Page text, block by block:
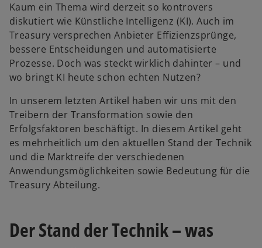
Kaum ein Thema wird derzeit so kontrovers
diskutiert wie Künstliche Intelligenz (KI). Auch im
Treasury versprechen Anbieter Effizienzsprünge,
bessere Entscheidungen und automatisierte
Prozesse. Doch was steckt wirklich dahinter – und
wo bringt KI heute schon echten Nutzen?
In unserem letzten Artikel haben wir uns mit den
Treibern der Transformation sowie den
Erfolgsfaktoren beschäftigt. In diesem Artikel geht
es mehrheitlich um den aktuellen Stand der Technik
und die Marktreife der verschiedenen
Anwendungsmöglichkeiten sowie Bedeutung für die
Treasury Abteilung.
Der Stand der Technik – was